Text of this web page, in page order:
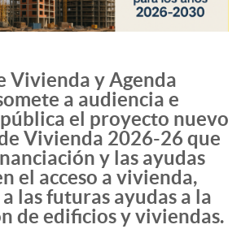
Vivienda y Agenda
a audiencia e
el proyecto nuevo
Vivienda 2026-26 que
y las ayudas
el acceso a vivienda,
las futuras ayudas a la
de edificios y viviendas.